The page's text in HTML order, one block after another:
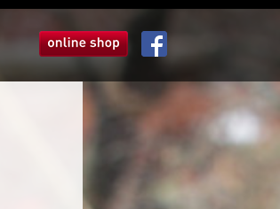
オンラインショップ